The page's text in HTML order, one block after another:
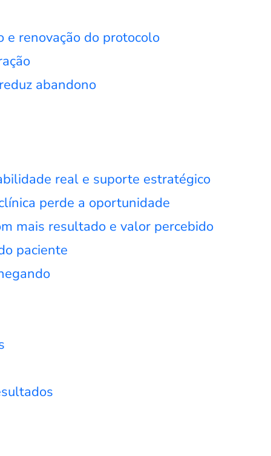
e renovação do protocolo
abandono
real e suporte estratégico
perde a oportunidade
mais resultado e valor percebido
paciente